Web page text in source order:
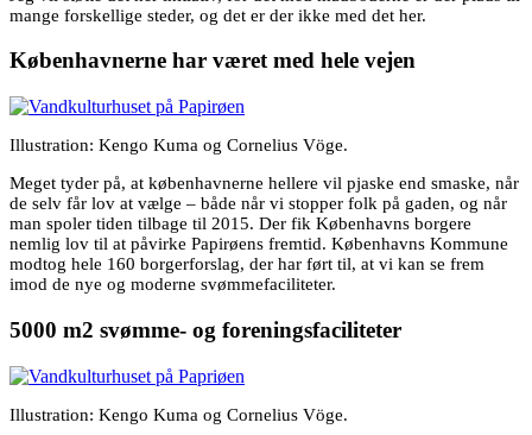
mange forskellige steder, og det er der ikke med det her.
Københavnerne har været med hele vejen
Illustration: Kengo Kuma og Cornelius Vöge.
Meget tyder på, at københavnerne hellere vil pjaske end smaske, når
de selv får lov at vælge – både når vi stopper folk på gaden, og når
man spoler tiden tilbage til 2015. Der fik Københavns borgere
nemlig lov til at påvirke Papirøens fremtid. Københavns Kommune
modtog hele 160 borgerforslag, der har ført til, at vi kan se frem
imod de nye og moderne svømmefaciliteter.
5000 m2 svømme- og foreningsfaciliteter
Illustration: Kengo Kuma og Cornelius Vöge.